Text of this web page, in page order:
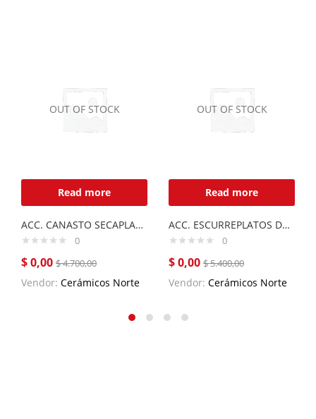
OUT OF STOCK
Read more
ACC. CANASTO SECAPLATOS LUXOR MINI
0
$0,00 $4.700,00
Vendor: Cerámicos Norte
OUT OF STOCK
Read more
ACC. ESCURREPLATOS DE ACERO INOXIDABLE
0
$0,00 $5.400,00
Vendor: Cerámicos Norte